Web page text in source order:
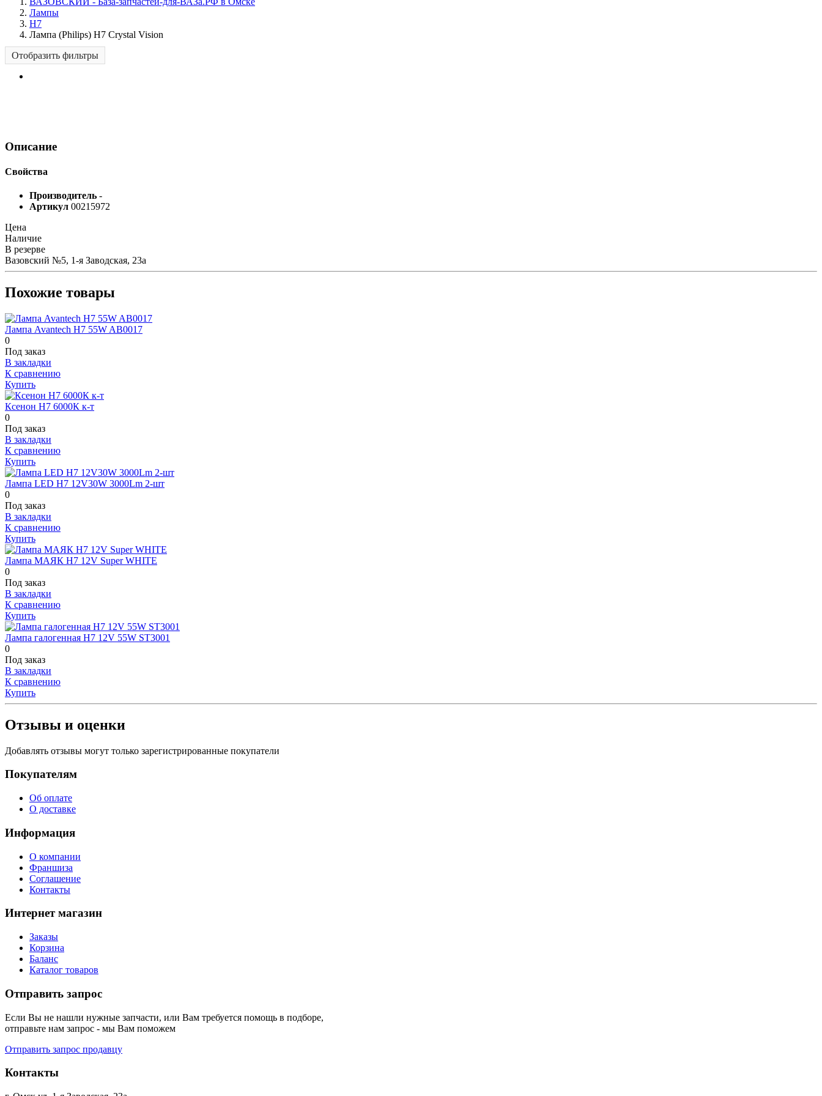
Лампы
H7
Лампа (Philips) H7 Crystal Vision
Отобразить фильтры
Описание
Свойства
Производитель -
Артикул 00215972
Цена
Наличие
В резерве
Вазовский №5, 1-я Заводская, 23а
Похожие товары
Лампа Avantech H7 55W AB0017
0
Под заказ
В закладки
К сравнению
Купить
Ксенон Н7 6000К к-т
0
Под заказ
В закладки
К сравнению
Купить
Лампа LED H7 12V30W 3000Lm 2-шт
0
Под заказ
В закладки
К сравнению
Купить
Лампа МАЯК H7 12V Super WHITE
0
Под заказ
В закладки
К сравнению
Купить
Лампа галогенная H7 12V 55W ST3001
0
Под заказ
В закладки
К сравнению
Купить
Отзывы и оценки
Добавлять отзывы могут только зарегистрированные покупатели
Покупателям
Об оплате
О доставке
Информация
О компании
Франшиза
Соглашение
Контакты
Интернет магазин
Заказы
Корзина
Баланс
Каталог товаров
Отправить запрос
Если Вы не нашли нужные запчасти, или Вам требуется помощь в подборе,
отправьте нам запрос - мы Вам поможем
Отправить запрос продавцу
Контакты